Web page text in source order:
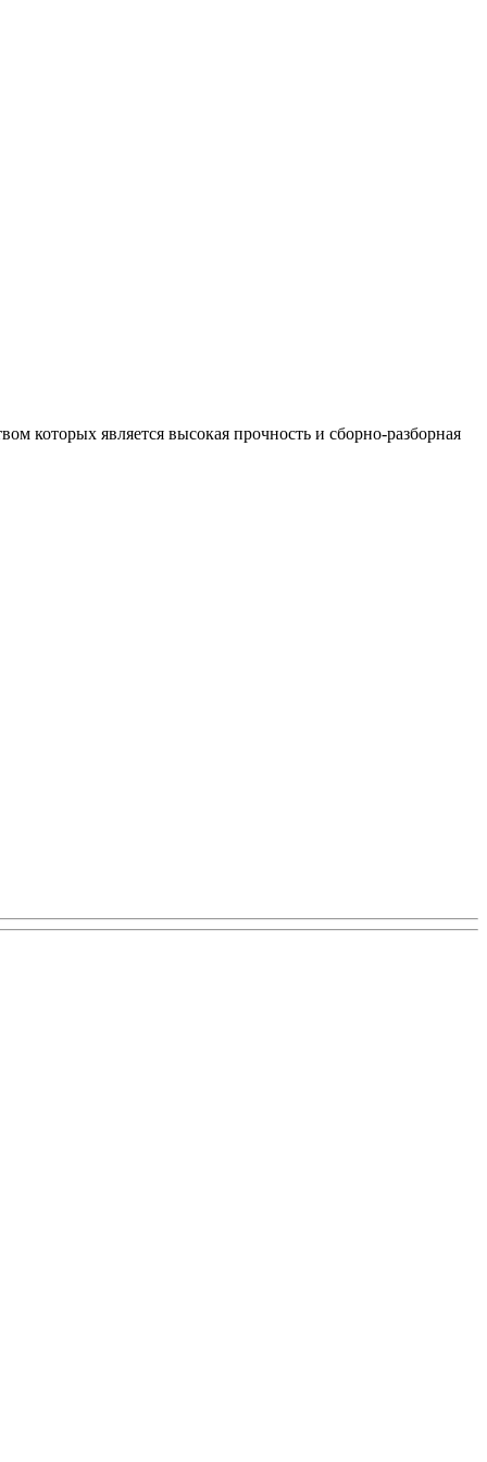
которых является высокая прочность и сборно-разборная